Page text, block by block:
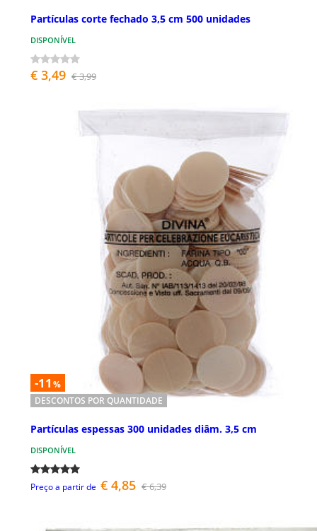
Partículas corte fechado 3,5 cm 500 unidades
DISPONÍVEL
€ 3,49 € 3,99
-11 %
DESCONTOS POR QUANTIDADE
Partículas espessas 300 unidades diâm. 3,5 cm
DISPONÍVEL
Preço a partir de € 4,85 € 6,39